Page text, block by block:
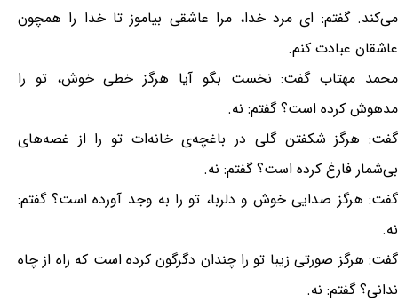
می‌کند. گفتم: ای مرد خدا، مرا عاشقی بیاموز تا خدا را همچون
عاشقان عبادت کنم.
محمد مهتاب گفت: نخست بگو آیا هرگز خطی خوش، تو را
مدهوش کرده است؟ گفتم: نه.
گفت: هرگز شکفتن گلی در باغچه‌ی خانه‌ات تو را از غصه‌های
بی‌شمار فارغ کرده است؟ گفتم: نه.
گفت: هرگز صدایی خوش و دلربا، تو را به وجد آورده است؟ گفتم:
نه.
گفت: هرگز صورتی زیبا تو را چندان دگرگون کرده است که راه از چاه
ندانی؟ گفتم: نه.